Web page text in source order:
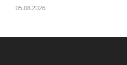
05.08.2026